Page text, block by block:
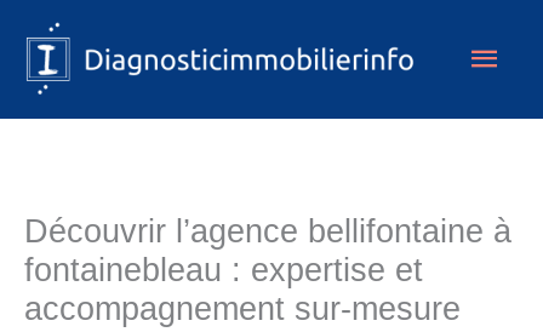
contenu
Découvrir l’agence bellifontaine à
fontainebleau : expertise et
accompagnement sur-mesure